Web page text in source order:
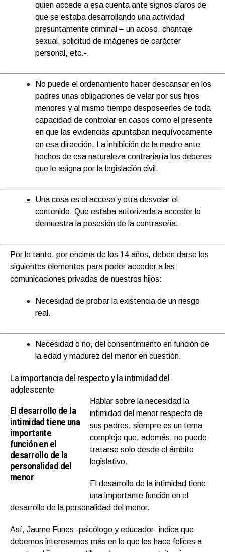
quien accede a esa cuenta ante signos claros de
que se estaba desarrollando una actividad
presuntamente criminal – un acoso, chantaje
sexual, solicitud de imágenes de carácter
personal, etc.-.
No puede el ordenamiento hacer descansar en los
padres unas obligaciones de velar por sus hijos
menores y al mismo tiempo desposeerles de toda
capacidad de controlar en casos como el presente
en que las evidencias apuntaban inequívocamente
en esa dirección. La inhibición de la madre ante
hechos de esa naturaleza contrariaría los deberes
que le asigna por la legislación civil.
Una cosa es el acceso y otra desvelar el
contenido. Que estaba autorizada a acceder lo
demuestra la posesión de la contraseña.
Por lo tanto, por encima de los 14 años, deben darse los
siguientes elementos para poder acceder a las
comunicaciones privadas de nuestros hijos:
Necesidad de probar la existencia de un riesgo
real.
Necesidad o no, del consentimiento en función de
la edad y madurez del menor en cuestión.
La importancia del respecto y la intimidad del
adolescente
El desarrollo de la
intimidad tiene una
importante
función en el
desarrollo de la
personalidad del
menor
Hablar sobre la necesidad la
intimidad del menor respecto de
sus padres, siempre es un tema
complejo que, además, no puede
tratarse solo desde el ámbito
legislativo.
El desarrollo de la intimidad tiene
una importante función en el
desarrollo de la personalidad del menor.
Así, Jaume Funes -psicólogo y educador- indica que
debemos interesarnos más en lo que les hace felices a